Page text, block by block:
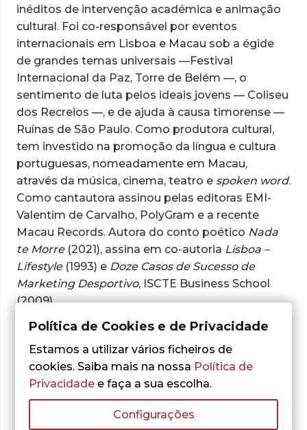
inéditos de intervenção académica e animação
cultural. Foi co-responsável por eventos
internacionais em Lisboa e Macau sob a égide
de grandes temas universais —Festival
Internacional da Paz, Torre de Belém —, o
sentimento de luta pelos ideais jovens — Coliseu
dos Recreios —, e de ajuda à causa timorense —
Ruínas de São Paulo. Como produtora cultural,
tem investido na promoção da língua e cultura
portuguesas, nomeadamente em Macau,
através da música, cinema, teatro e spoken word.
Como cantautora assinou pelas editoras EMI-
Valentim de Carvalho, PolyGram e a recente
Macau Records. Autora do conto poético Nada
te Morre(2021), assina em co-autoria Lisboa –
Lifestyle(1993) e Doze Casos de Sucesso de
Marketing Desportivo, ISCTE Business School
(2009).
Obras do autor:
Política de Cookies e de Privacidade
Estamos a utilizar vários ficheiros de
cookies. Saiba mais na nossa Política de
Privacidade e faça a sua escolha.
Configurações